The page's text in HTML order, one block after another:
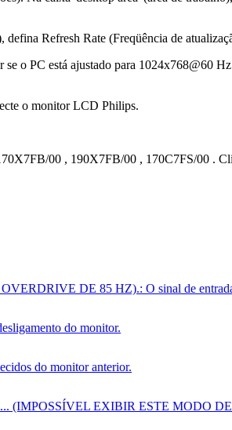
defina Refresh Rate (Freqüência de
se o PC está ajustado para
o monitor LCD Philips.
00 , 190X7FB/00 , 170C7FS/00 .
DE 85 HZ).: O sinal de
do monitor.
do monitor anterior.
EXIBIR ESTE MODO DE